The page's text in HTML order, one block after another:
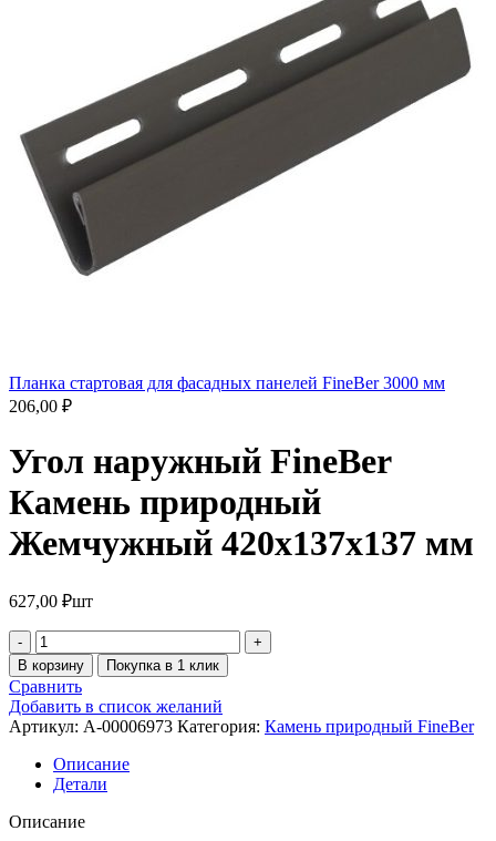
Планка стартовая для фасадных панелей FineBer 3000 мм
206,00 ₽
Угол наружный FineBer
Камень природный
Жемчужный 420х137х137 мм
627,00 ₽шт
В корзину Покупка в 1 клик
Сравнить
Добавить в список желаний
Артикул: A-00006973 Категория: Камень природный FineBer
Описание
Детали
Описание